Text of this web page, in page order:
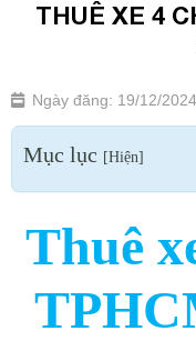
THUÊ XE 4
Ngày đăng: 19/12/
Mục lục [Hiện]
Thuê